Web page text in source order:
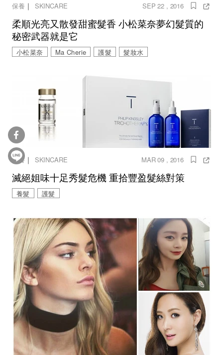
保養 ｜ SKINCARE SEP 22 , 2016
柔順光亮又散發甜蜜髮香 小松菜奈夢幻髮質的
秘密武器就是它
小松菜奈 Ma Cherie 護髮 髮妝水
保養｜ SKINCARE MAR 09 , 2016
滅絕姐味十足秀髮危機 重拾豐盈髮絲對策
養髮 護髮